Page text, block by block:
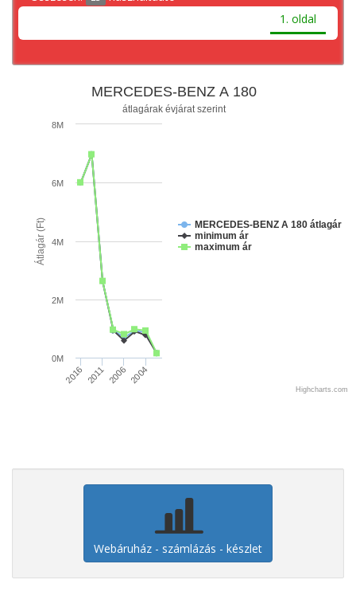
1. oldal
Átlagár (Ft)
MERCEDES-BENZ A 180
átlagárak évjárat szerint
MERCEDES-BENZ A 180 átlagár
minimum ár
maximum ár
2016 2011 2006 2004
0M
2M
4M
6M
8M
Highcharts.com
Webáruház - számlázás - készlet